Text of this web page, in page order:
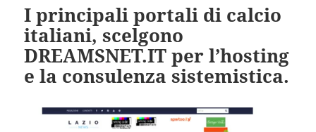
I principali portali di calcio
italiani, scelgono
DREAMSNET.IT per l’hosting
e la consulenza sistemistica.